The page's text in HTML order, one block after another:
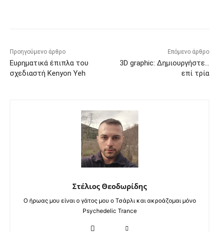
Προηγούμενο άρθρο
Ευρηματικά έπιπλα του
σχεδιαστή Kenyon Yeh
Επόμενο άρθρο
3D graphic: Δημιουργήστε…
επί τρία
Στέλιος Θεοδωρίδης
Ο ήρωας μου είναι ο γάτος μου ο Τσάρλι και ακροάζομαι μόνο
Psychedelic Trance